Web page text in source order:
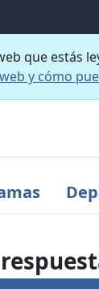
que estás
y cómo